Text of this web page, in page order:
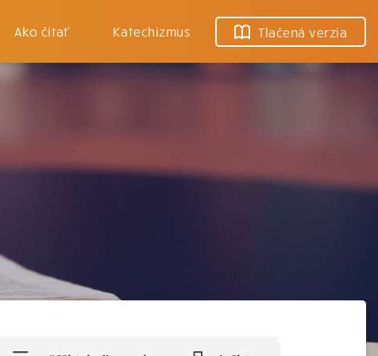
Ako čítať Katechizmus Tlačená verzia